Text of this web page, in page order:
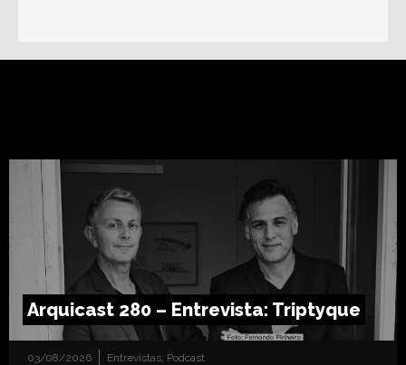
Arquicast 280 – Entrevista: Triptyque
03/08/2026 Entrevistas, Podcast